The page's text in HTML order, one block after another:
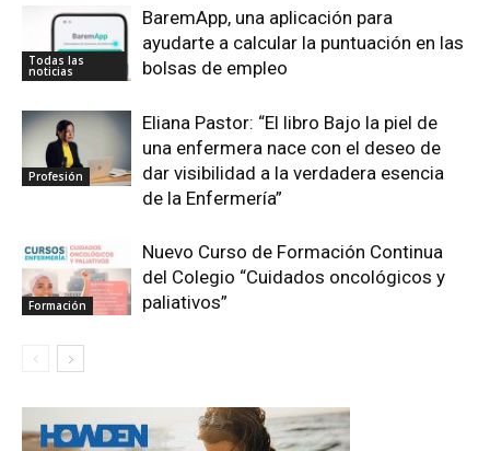
Todas las
noticias
BaremApp, una aplicación para
ayudarte a calcular la puntuación en las
bolsas de empleo
Profesión
Eliana Pastor: “El libro Bajo la piel de
una enfermera nace con el deseo de
dar visibilidad a la verdadera esencia
de la Enfermería”
Formación
Nuevo Curso de Formación Continua
del Colegio “Cuidados oncológicos y
paliativos”